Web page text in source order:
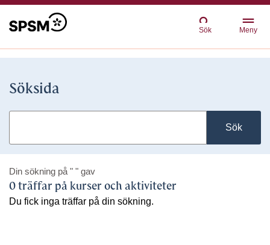
Sök Meny
Söksida
Sök
Din sökning på " " gav
0 träffar på kurser och aktiviteter
Du fick inga träffar på din sökning.